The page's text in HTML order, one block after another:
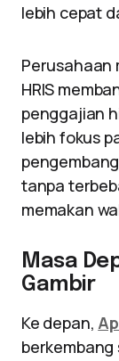
lebih cepat
Perusahaan
HRIS
penggajian
lebih fokus
tanpa
memakan
Masa
Gambir
Ke depan,